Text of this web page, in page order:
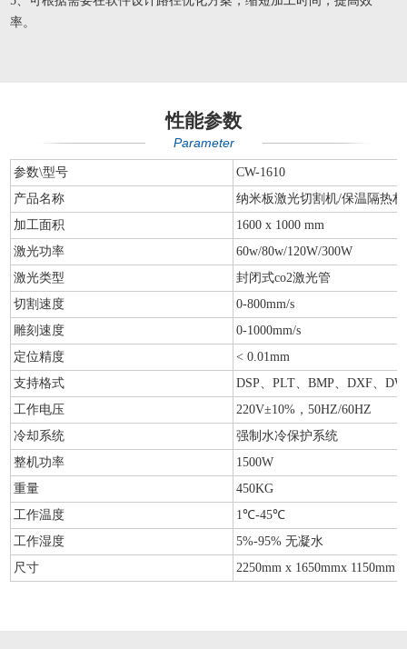
率。
性能参数
Parameter
参数\型号
CW-1610
产品名称
纳米板激光切割机/保温隔热
加工面积
1600 x 1000 mm
激光功率
60w/80w/120W/300W
激光类型
封闭式co2激光管
切割速度
0-800mm/s
雕刻速度
0-1000mm/s
定位精度
< 0.01mm
支持格式
DSP、PLT、BMP、DXF、
工作电压
220V±10%，50HZ/60HZ
冷却系统
强制水冷保护系统
整机功率
1500W
重量
450KG
工作温度
1℃-45℃
工作湿度
5%-95% 无凝水
尺寸
2250mm x 1650mmx 1150mm